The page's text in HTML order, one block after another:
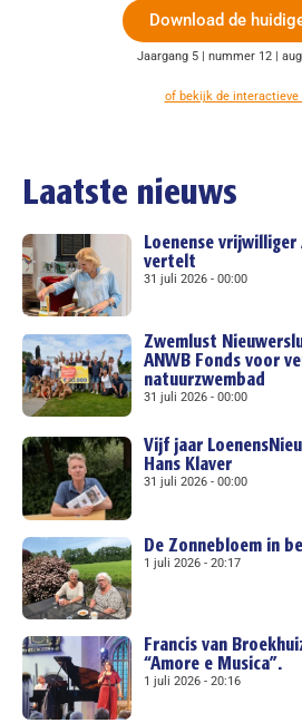
Download de
Jaargang 5 | nummer 12 |
of bekijk de interactieve
Laatste nieuws
Loenense
vertelt
31 juli 2026 00:00
Zwemlust
ANWB Fonds voor
natuurzwembad
31 juli 2026 00:00
Vijf jaar
Hans Klaver
31 juli 2026 00:00
De Zonnebloem in
1 juli 2026 20:17
Francis van
“Amore e Musica”.
1 juli 2026 20:16